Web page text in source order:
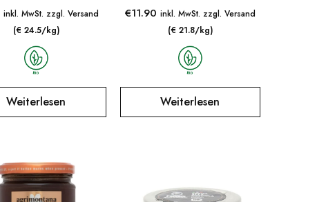
inkl. MwSt. zzgl. Versand
(€ 24.5/kg)
Weiterlesen
€11.90 inkl. MwSt. zzgl. Versand
(€ 21.8/kg)
Weiterlesen